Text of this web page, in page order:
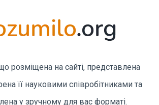
розміщена на сайті, представлена
її науковими співробітниками та
у зручному для вас форматі.